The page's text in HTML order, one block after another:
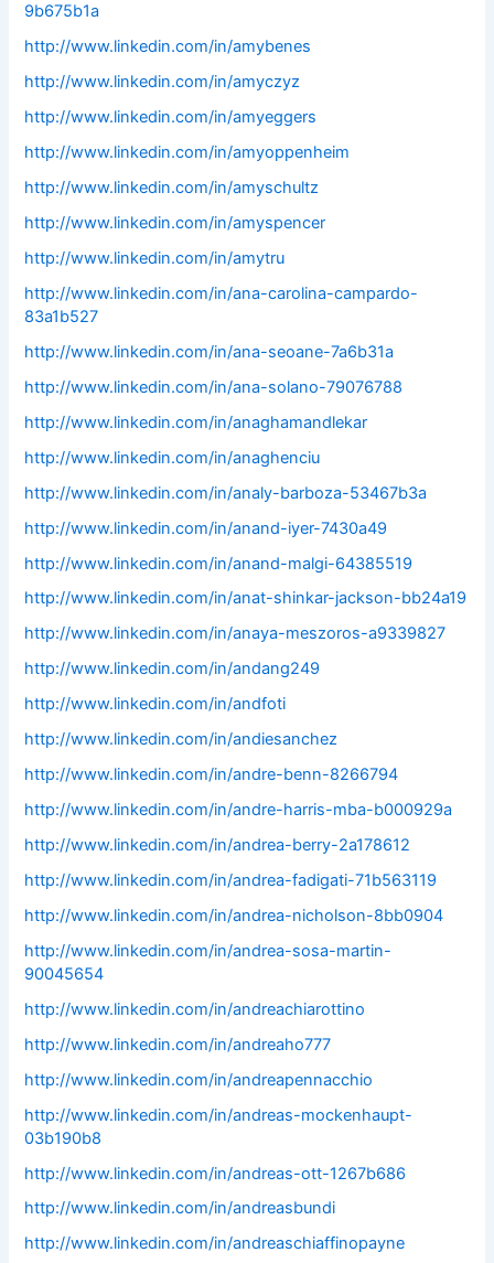
9b675b1a
http://www.linkedin.com/in/amybenes
http://www.linkedin.com/in/amyczyz
http://www.linkedin.com/in/amyeggers
http://www.linkedin.com/in/amyoppenheim
http://www.linkedin.com/in/amyschultz
http://www.linkedin.com/in/amyspencer
http://www.linkedin.com/in/amytru
http://www.linkedin.com/in/ana-carolina-campardo-
83a1b527
http://www.linkedin.com/in/ana-seoane-7a6b31a
http://www.linkedin.com/in/ana-solano-79076788
http://www.linkedin.com/in/anaghamandlekar
http://www.linkedin.com/in/anaghenciu
http://www.linkedin.com/in/analy-barboza-53467b3a
http://www.linkedin.com/in/anand-iyer-7430a49
http://www.linkedin.com/in/anand-malgi-64385519
http://www.linkedin.com/in/anat-shinkar-jackson-bb24a19
http://www.linkedin.com/in/anaya-meszoros-a9339827
http://www.linkedin.com/in/andang249
http://www.linkedin.com/in/andfoti
http://www.linkedin.com/in/andiesanchez
http://www.linkedin.com/in/andre-benn-8266794
http://www.linkedin.com/in/andre-harris-mba-b000929a
http://www.linkedin.com/in/andrea-berry-2a178612
http://www.linkedin.com/in/andrea-fadigati-71b563119
http://www.linkedin.com/in/andrea-nicholson-8bb0904
http://www.linkedin.com/in/andrea-sosa-martin-
90045654
http://www.linkedin.com/in/andreachiarottino
http://www.linkedin.com/in/andreaho777
http://www.linkedin.com/in/andreapennacchio
http://www.linkedin.com/in/andreas-mockenhaupt-
03b190b8
http://www.linkedin.com/in/andreas-ott-1267b686
http://www.linkedin.com/in/andreasbundi
http://www.linkedin.com/in/andreaschiaffinopayne